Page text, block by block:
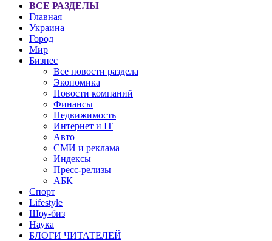
ВСЕ РАЗДЕЛЫ
Главная
Украина
Город
Мир
Бизнес
Все новости раздела
Экономика
Новости компаний
Финансы
Недвижимость
Интернет и IT
Авто
СМИ и реклама
Индексы
Пресс-релизы
АБК
Спорт
Lifestyle
Шоу-биз
Наука
БЛОГИ ЧИТАТЕЛЕЙ